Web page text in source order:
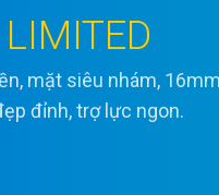
mặt siêu nhám,
đỉnh, trợ lực ngon.